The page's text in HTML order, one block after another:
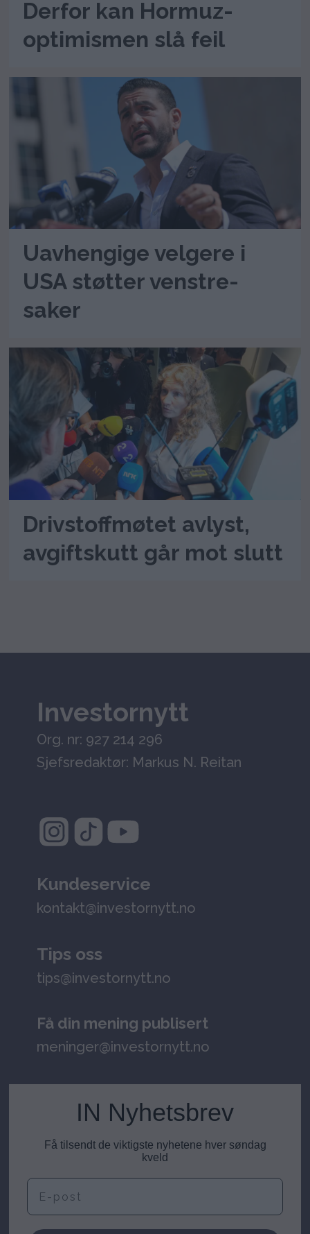
Derfor kan Hormuz-
optimismen slå feil
Uavhengige velgere i
USA støtter venstre-
saker
Drivstoffmøtet avlyst,
avgiftskutt går mot slutt
Investornytt
Org. nr: 927 214 296
Sjefsredaktør: Markus N. Reitan
Kundeservice
kontakt@investornytt.no
Tips oss
tips@investornytt.no
Få din mening publisert
meninger@investornytt.no
IN Nyhetsbrev
Få tilsendt de viktigste nyhetene hver søndag
kveld
E-post